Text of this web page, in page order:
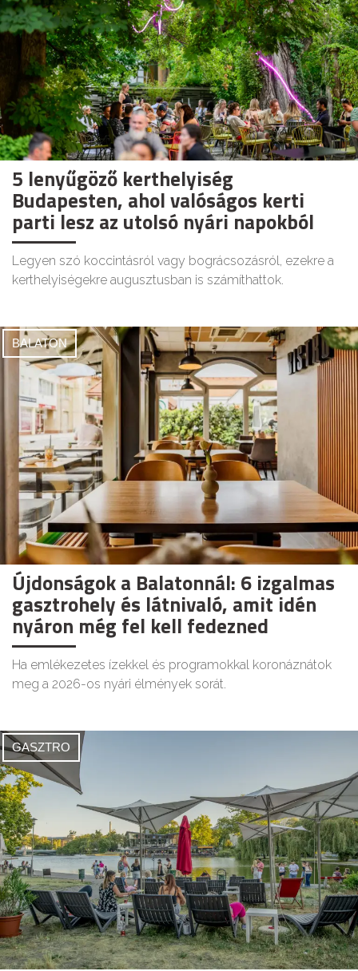
5 lenyűgöző kerthelyiség
Budapesten, ahol valóságos kerti
parti lesz az utolsó nyári napokból
Legyen szó koccintásról vagy bográcsozásról, ezekre a
kerthelyiségekre augusztusban is számíthattok.
BALATON
Újdonságok a Balatonnál: 6 izgalmas
gasztrohely és látnivaló, amit idén
nyáron még fel kell fedezned
Ha emlékezetes ízekkel és programokkal koronáznátok
meg a 2026-os nyári élmények sorát.
GASZTRO